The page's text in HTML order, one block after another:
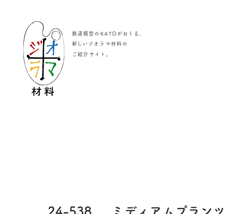
鉄道模型のKATOがおくる、
​新しいジオラマ材料の
ご紹介サイト
24-538 ミディアムプラン